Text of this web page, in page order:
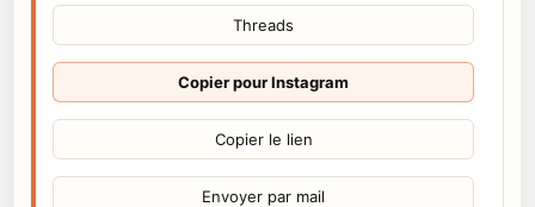
Threads
Copier pour Instagram
Copier le lien
Envoyer par mail